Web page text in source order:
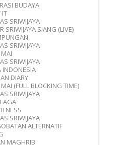
BUDAYA
IT
SRIWIJAYA
SRIWIJAYA SIANG (LIVE)
SRIWIJAYA
SRIWIJAYA
INDONESIA
DIARY
(FULL BLOCKING TIME)
SRIWIJAYA
SRIWIJAYA
ALTERNATIF
MAGHRIB